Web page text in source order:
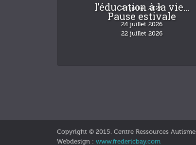
24 juillet 2026
l’éducation à la vie...
24 juillet 2026
Pause estivale
22 juillet 2026
Copyright © 2015. Centre Ressources
Webdesign : www.fredericbay.com